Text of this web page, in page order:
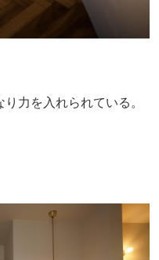
力を入れられている。